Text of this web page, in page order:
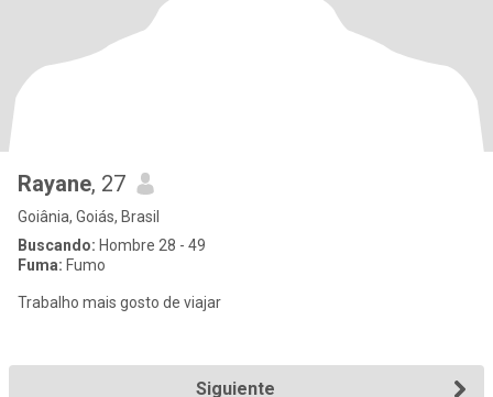
Rayane, 27
Goiânia, Goiás, Brasil
Buscando: Hombre 28 - 49
Fuma: Fumo
Trabalho mais gosto de viajar
Siguiente